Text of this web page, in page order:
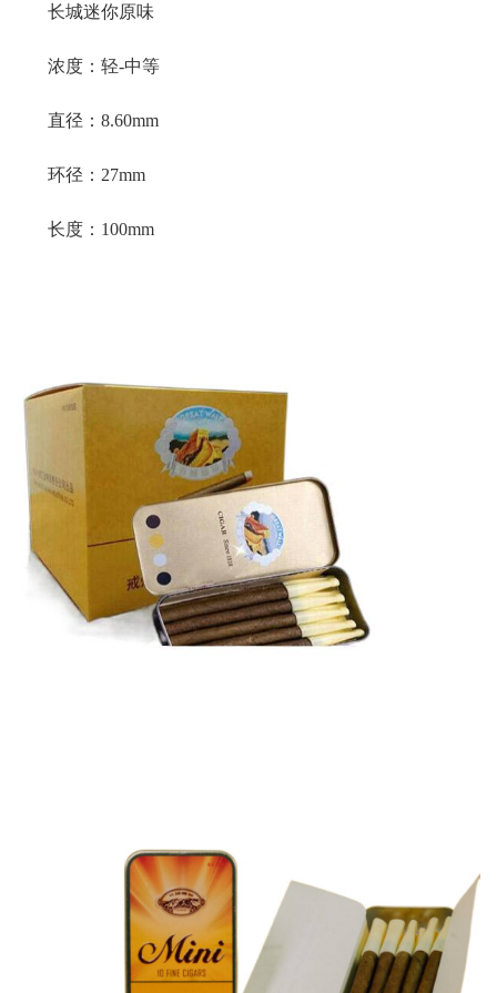
长城迷你原味
浓度：轻-中等
直径：8.60mm
环径：27mm
长度：100mm